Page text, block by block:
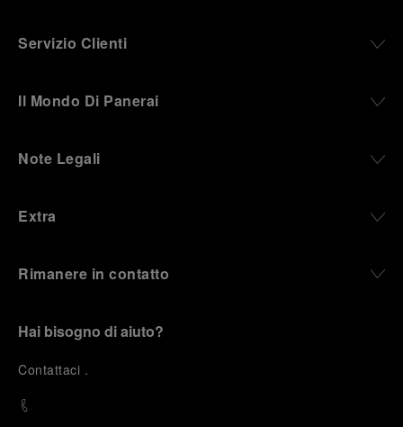
Servizio Clienti
Il Mondo Di Panerai
Note Legali
Extra
Rimanere in contatto
Hai bisogno di aiuto?
Contattaci .